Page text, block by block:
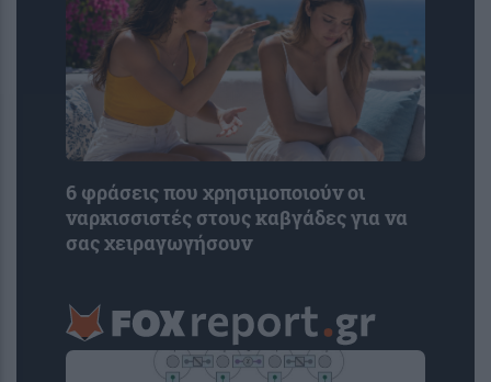
6 φράσεις που χρησιμοποιούν οι
ναρκισσιστές στους καβγάδες για να
σας χειραγωγήσουν